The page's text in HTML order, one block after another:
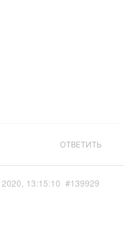
ОТВЕТИТЬ
13:15:10 #139929